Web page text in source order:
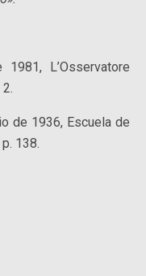
L’Osservatore
de 1936, Escuela de
138.